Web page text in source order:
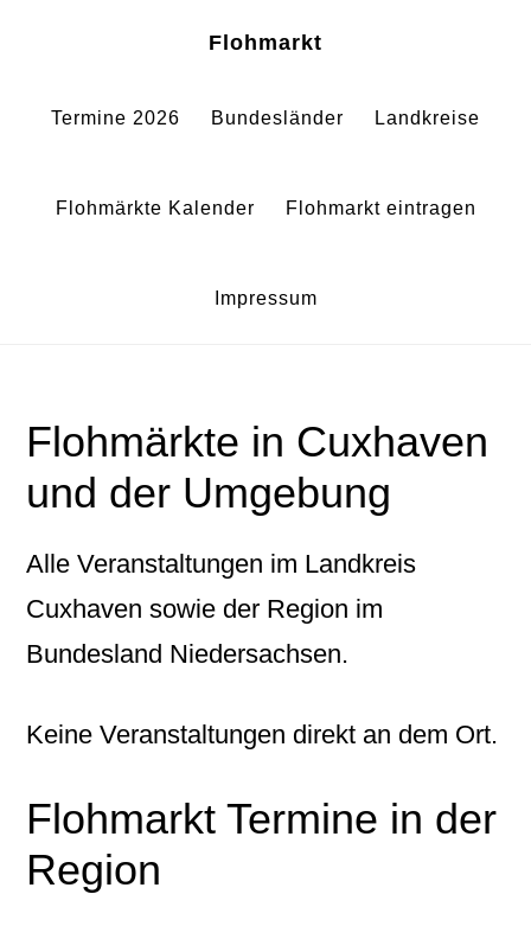
springen
springen
Flohmarkt
Termine 2026 Bundesländer Landkreise
Flohmärkte Kalender Flohmarkt eintragen
Impressum
Flohmärkte in Cuxhaven
und der Umgebung
Alle Veranstaltungen im Landkreis
Cuxhaven sowie der Region im
Bundesland Niedersachsen.
Keine Veranstaltungen direkt an dem Ort.
Flohmarkt Termine in der
Region